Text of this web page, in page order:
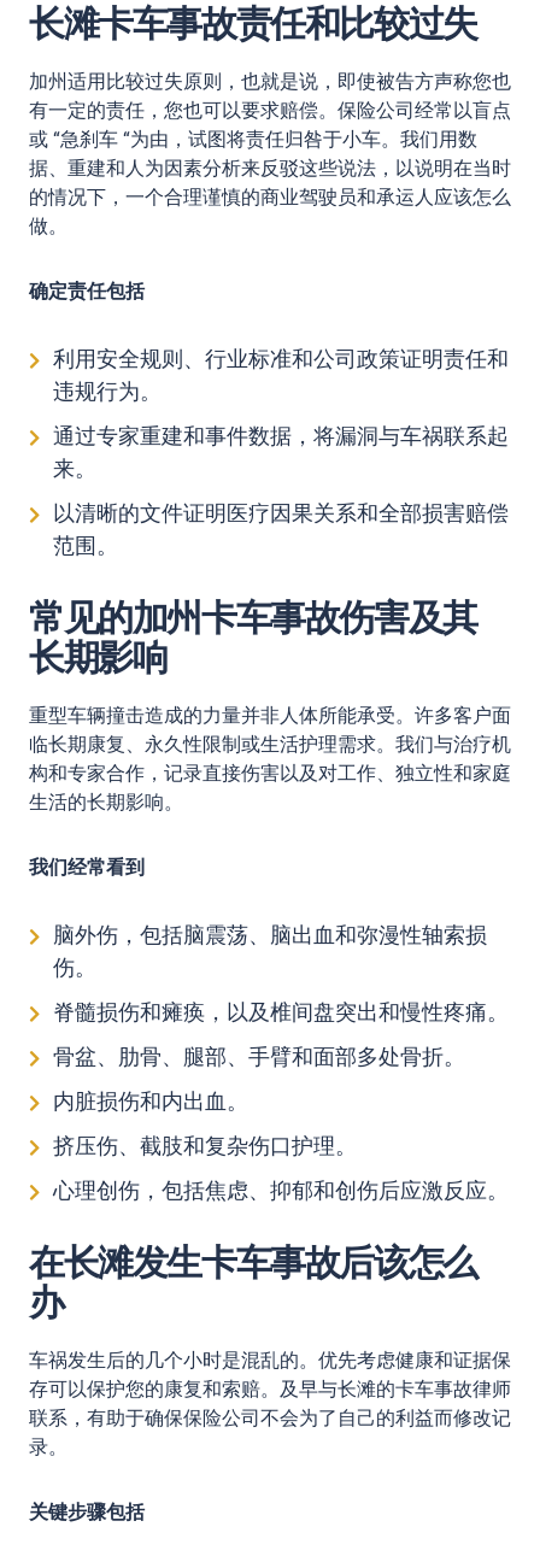
长滩卡车事故责任和比较过失
加州适用比较过失原则，也就是说，即使被告方声称您也
有一定的责任，您也可以要求赔偿。保险公司经常以盲点
或 “急刹车 “为由，试图将责任归咎于小车。我们用数
据、重建和人为因素分析来反驳这些说法，以说明在当时
的情况下，一个合理谨慎的商业驾驶员和承运人应该怎么
做。
确定责任包括
利用安全规则、行业标准和公司政策证明责任和
违规行为。
通过专家重建和事件数据，将漏洞与车祸联系起
来。
以清晰的文件证明医疗因果关系和全部损害赔偿
范围。
常见的加州卡车事故伤害及其
长期影响
重型车辆撞击造成的力量并非人体所能承受。许多客户面
临长期康复、永久性限制或生活护理需求。我们与治疗机
构和专家合作，记录直接伤害以及对工作、独立性和家庭
生活的长期影响。
我们经常看到
脑外伤，包括脑震荡、脑出血和弥漫性轴索损
伤。
脊髓损伤和瘫痪，以及椎间盘突出和慢性疼痛。
骨盆、肋骨、腿部、手臂和面部多处骨折。
内脏损伤和内出血。
挤压伤、截肢和复杂伤口护理。
心理创伤，包括焦虑、抑郁和创伤后应激反应。
在长滩发生卡车事故后该怎么
办
车祸发生后的几个小时是混乱的。优先考虑健康和证据保
存可以保护您的康复和索赔。及早与长滩的卡车事故律师
联系，有助于确保保险公司不会为了自己的利益而修改记
录。
关键步骤包括